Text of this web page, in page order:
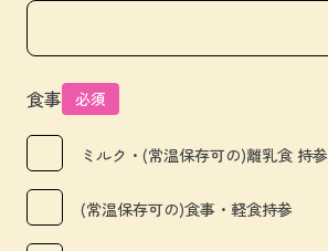
食事 必須
ミルク・(常温保存可の)離乳食 持参
(常温保存可の)食事・軽食持参